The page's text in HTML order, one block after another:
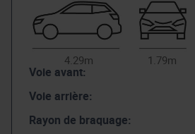
4.29m 1.79m
Voie avant:
Voie arrière:
Rayon de braquage: